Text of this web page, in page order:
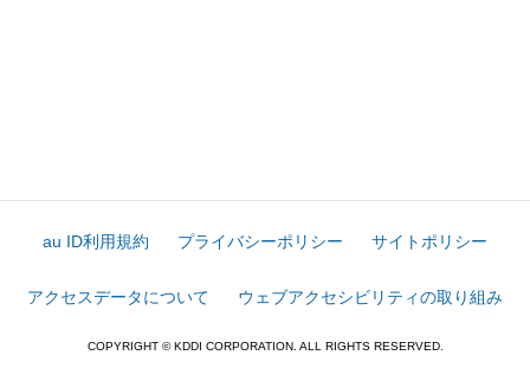
au ID利用規約 プライバシーポリシー サイトポリシー
アクセスデータについて ウェブアクセシビリティの取り組み
COPYRIGHT © KDDI CORPORATION. ALL RIGHTS RESERVED.